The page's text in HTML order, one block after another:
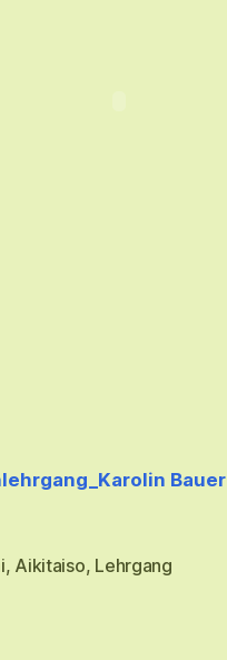
Bauer
, Aikitaiso, Lehrgang